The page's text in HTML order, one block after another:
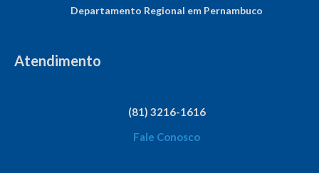
Departamento Regional em Pernambuco
Atendimento
(81) 3216-1616
Fale Conosco